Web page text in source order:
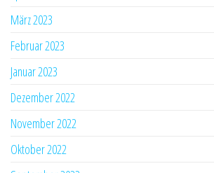
März 2023
Februar 2023
Januar 2023
Dezember 2022
November 2022
Oktober 2022